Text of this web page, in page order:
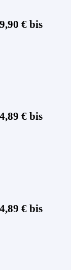
€ bis
€ bis
€ bis